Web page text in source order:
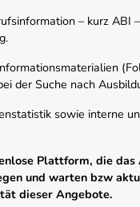
– kurz
der Suche nach
sowie interne
Plattform, die
und warten bzw
dieser Angebote.